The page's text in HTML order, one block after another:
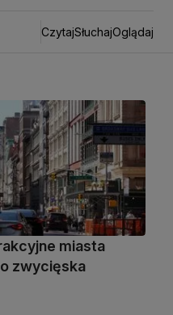
CzytajSłuchajOglądaj
miasta
zwycięska